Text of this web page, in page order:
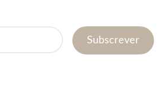
Subscrever